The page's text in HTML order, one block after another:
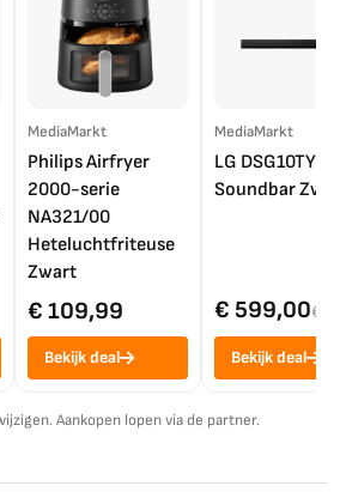
MediaMarkt
Philips Airfryer
2000-serie
NA321/00
Heteluchtfriteuse
Zwart
€ 109,99
Bekijk deal
MediaMarkt
LG DSG10TY
Soundbar
€ 599,00€
Bekijk deal
Aankopen lopen via de partner.